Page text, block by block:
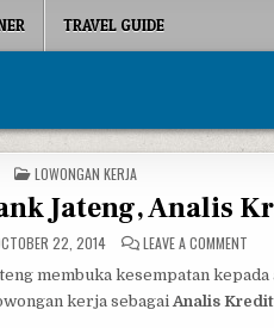
TRAVEL GUIDE
POSTED IN
LOWONGAN KERJA
Jateng, Analis
22, 2014 LEAVE A COMMENTON
membuka kesempatan
kerja sebagai Analis